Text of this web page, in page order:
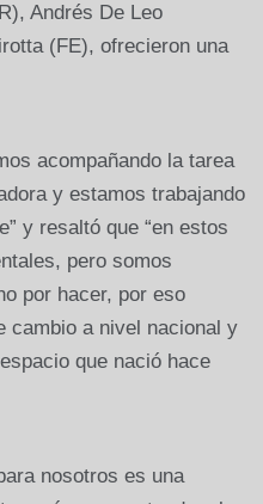
Andrés De Leo
(FE), ofrecieron una
acompañando la tarea
y estamos trabajando
y resaltó que “en estos
pero somos
por hacer, por eso
cambio a nivel nacional y
que nació hace
nosotros es una